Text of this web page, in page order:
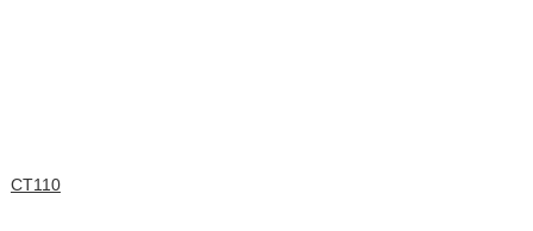
CT110